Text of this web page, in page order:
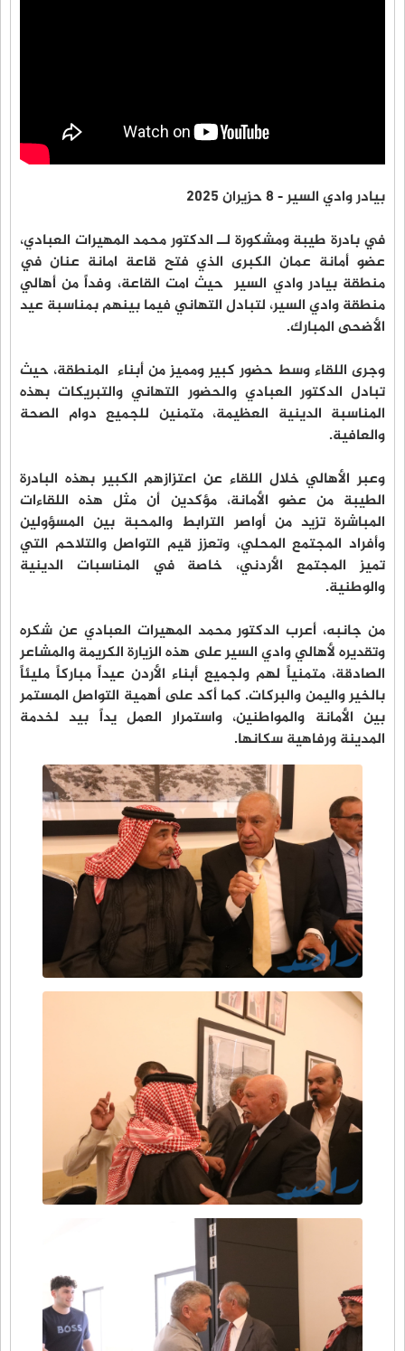
بيادر وادي السير - ٨ حزيران ٢٠٢٥
في بادرة طيبة ومشكورة لــ الدكتور محمد المهيرات العبادي،
عضو أمانة عمان الكبرى الذي فتح قاعة امانة عنان في
منطقة بيادر وادي السير حيث امت القاعة، وفداً من أهالي
منطقة وادي السير، لتبادل التهاني فيما بينهم بمناسبة عيد
الأضحى المبارك.
وجرى اللقاء وسط حضور كبير ومميز من أبناء المنطقة، حيث
تبادل الدكتور العبادي والحضور التهاني والتبريكات بهذه
المناسبة الدينية العظيمة، متمنين للجميع دوام الصحة
والعافية.
وعبر الأهالي خلال اللقاء عن اعتزازهم الكبير بهذه البادرة
الطيبة من عضو الأمانة، مؤكدين أن مثل هذه اللقاءات
المباشرة تزيد من أواصر الترابط والمحبة بين المسؤولين
وأفراد المجتمع المحلي، وتعزز قيم التواصل والتلاحم التي
تميز المجتمع الأردني، خاصة في المناسبات الدينية
والوطنية.
من جانبه، أعرب الدكتور محمد المهيرات العبادي عن شكره
وتقديره لأهالي وادي السير على هذه الزيارة الكريمة والمشاعر
الصادقة، متمنياً لهم ولجميع أبناء الأردن عيداً مباركاً مليئاً
بالخير واليمن والبركات. كما أكد على أهمية التواصل المستمر
بين الأمانة والمواطنين، واستمرار العمل يداً بيد لخدمة
المدينة ورفاهية سكانها.